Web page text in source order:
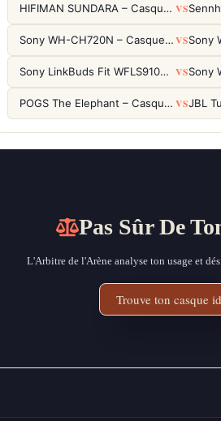
HIFIMAN SUNDARA – Casque Planar Magnetic Ouvert Over-Ear Audiophile VS
Sony WH-CH720N – Casque ANC 35h, Ultra-léger (192g) avec Processeur V1 VS
Sony LinkBuds Fit WFLS910NW Blanc – Écouteurs Sport Ailes ANC VS
POGS The Elephant – Casque Filaire Enfants 85dB POGS-Safe™ (Éco-Responsable) VS
Pas Sûr De
L'Arbitre de l'Arène analyse ton usage et
Trouve ton casque